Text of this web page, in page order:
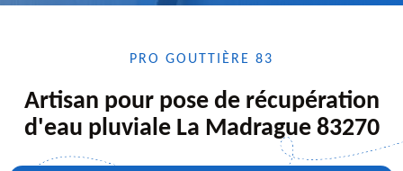
PRO GOUTTIÈRE 83
Artisan pour pose de récupération
d'eau pluviale La Madrague 83270